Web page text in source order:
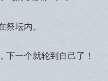
坛内。
下一个就轮到自己了！